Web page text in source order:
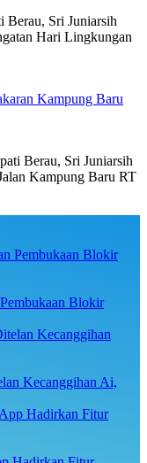
Sri Juniarsih
Hari Lingkungan
Kampung Baru
Berau, Sri Juniarsih
Kampung Baru RT
Blokir
Kecanggihan Ai,